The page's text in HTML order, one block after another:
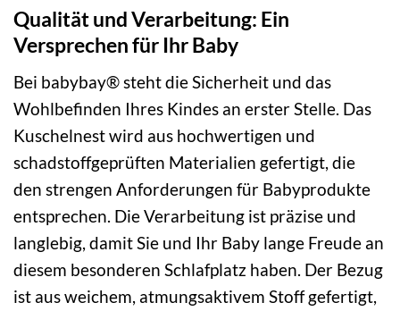
Qualität und Verarbeitung: Ein
Versprechen für Ihr Baby
Bei babybay® steht die Sicherheit und das
Wohlbefinden Ihres Kindes an erster Stelle. Das
Kuschelnest wird aus hochwertigen und
schadstoffgeprüften Materialien gefertigt, die
den strengen Anforderungen für Babyprodukte
entsprechen. Die Verarbeitung ist präzise und
langlebig, damit Sie und Ihr Baby lange Freude an
diesem besonderen Schlafplatz haben. Der Bezug
ist aus weichem, atmungsaktivem Stoff gefertigt,